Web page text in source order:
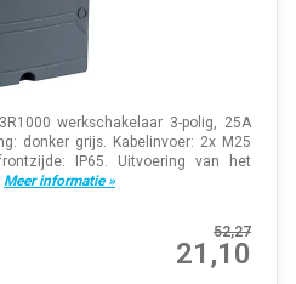
werkschakelaar 3-polig, 25A
donker grijs. Kabelinvoer: 2x M25
IP65. Uitvoering van het
Meer informatie »
52,27
21,10